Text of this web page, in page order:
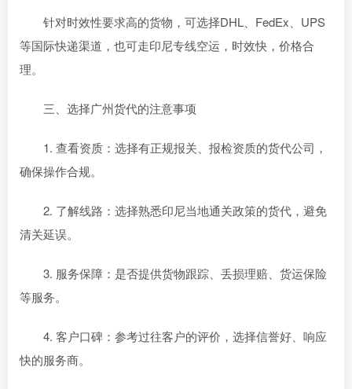
针对时效性要求高的货物，可选择DHL、FedEx、UPS
等国际快递渠道，也可走印尼专线空运，时效快，价格合
理。
三、选择广州货代的注意事项
1. 查看资质：选择有正规报关、报检资质的货代公司，
确保操作合规。
2. 了解线路：选择熟悉印尼当地通关政策的货代，避免
清关延误。
3. 服务保障：是否提供货物跟踪、丢损理赔、货运保险
等服务。
4. 客户口碑：参考过往客户的评价，选择信誉好、响应
快的服务商。